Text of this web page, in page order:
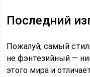
Последний
Пожалуй, самый
не фэнтезийный —
этого мира и